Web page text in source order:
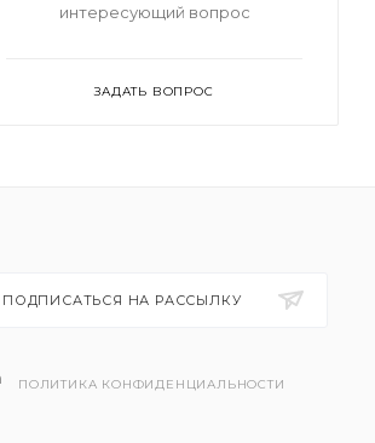
интересующий вопрос
ЗАДАТЬ ВОПРОС
ПОДПИСАТЬСЯ НА РАССЫЛКУ
ПОЛИТИКА КОНФИДЕНЦИАЛЬНОСТИ